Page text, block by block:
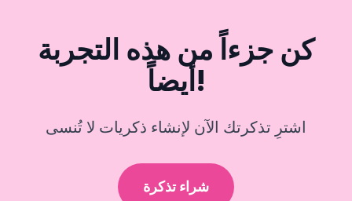
كن جزءاً من هذه التجربة
أيضاً!
اشترِ تذكرتك الآن لإنشاء ذكريات لا تُنسى
شراء تذكرة